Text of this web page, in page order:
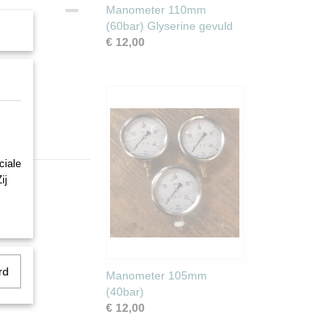
Manometer 110mm
(60bar) Glyserine gevuld
€ 12,00
Manometer 105mm
(40bar)
€ 12,00